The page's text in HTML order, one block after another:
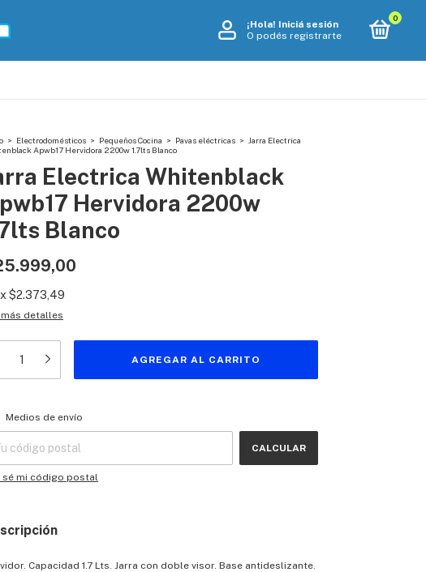
¡Hola! Iniciá sesión
O podés registrarte
0
> Electrodomésticos > Pequeños Cocina > Pavas eléctricas >
Jarra Electrica
Apwb17 Hervidora 2200w 1.7lts Blanco
Electrica Whitenblack
Hervidora 2200w
Blanco
x $2.373,49
más detalles
para el CP:
Medios de envío
CALCULAR
sé mi código postal
Capacidad 1.7 Lts. Jarra con doble visor. Base antideslizante.